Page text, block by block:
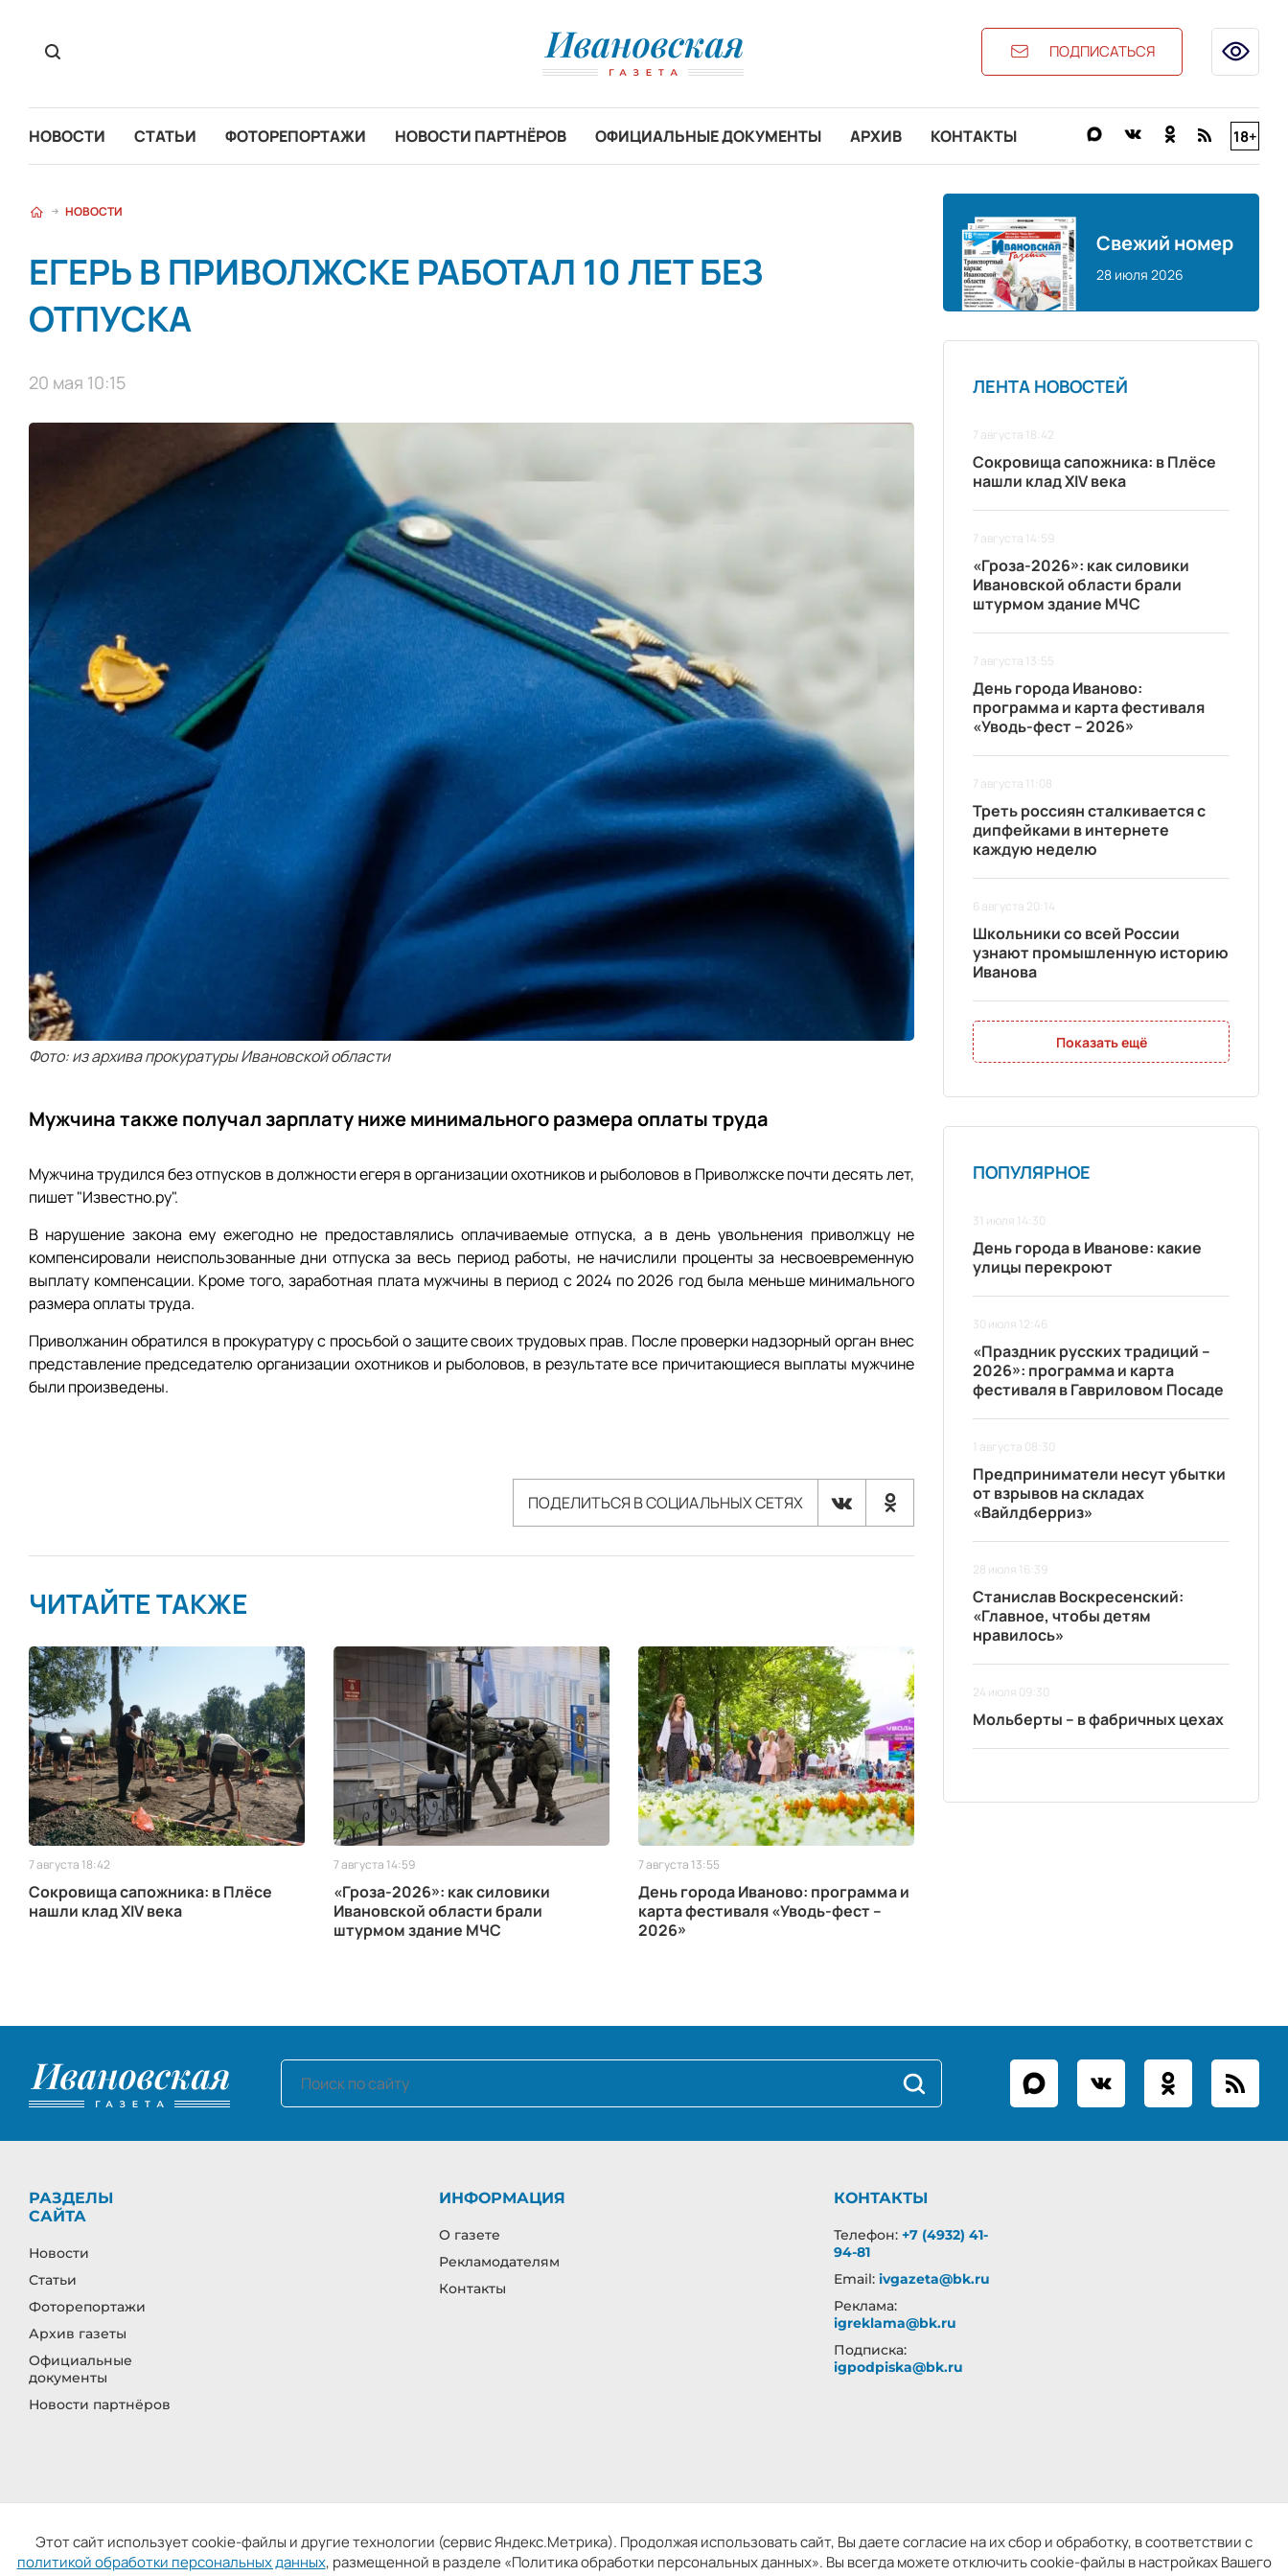
ПОДПИСАТЬСЯ
НОВОСТИ СТАТЬИ ФОТОРЕПОРТАЖИ НОВОСТИ ПАРТНЁРОВ ОФИЦИАЛЬНЫЕ ДОКУМЕНТЫ АРХИВ КОНТАКТЫ 18+
НОВОСТИ
ЕГЕРЬ В ПРИВОЛЖСКЕ РАБОТАЛ 10 ЛЕТ БЕЗ
ОТПУСКА
20 мая 10:15
Фото: из архива прокуратуры Ивановской области
Мужчина также получал зарплату ниже минимального размера оплаты труда
Мужчина трудился без отпусков в должности егеря в организации охотников и рыболовов в Приволжске почти десять лет,
пишет "Известно.ру".
В нарушение закона ему ежегодно не предоставлялись оплачиваемые отпуска, а в день увольнения приволжцу не
компенсировали неиспользованные дни отпуска за весь период работы, не начислили проценты за несвоевременную
выплату компенсации. Кроме того, заработная плата мужчины в период с 2024 по 2026 год была меньше минимального
размера оплаты труда.
Приволжанин обратился в прокуратуру с просьбой о защите своих трудовых прав. После проверки надзорный орган внес
представление председателю организации охотников и рыболовов, в результате все причитающиеся выплаты мужчине
были произведены.
ПОДЕЛИТЬСЯ В СОЦИАЛЬНЫХ СЕТЯХ
ЧИТАЙТЕ ТАКЖЕ
7 августа 18:42
Сокровища сапожника: в Плёсе
нашли клад XIV века
7 августа 14:59
«Гроза-2026»: как силовики
Ивановской области брали
штурмом здание МЧС
7 августа 13:55
День города Иваново: программа и
карта фестиваля «Уводь-фест –
2026»
Свежий номер
28 июля 2026
ЛЕНТА НОВОСТЕЙ
7 августа 18:42
Сокровища сапожника: в Плёсе
нашли клад XIV века
7 августа 14:59
«Гроза-2026»: как силовики
Ивановской области брали
штурмом здание МЧС
7 августа 13:55
День города Иваново:
программа и карта фестиваля
«Уводь-фест – 2026»
7 августа 11:08
Треть россиян сталкивается с
дипфейками в интернете
каждую неделю
6 августа 20:14
Школьники со всей России
узнают промышленную историю
Иванова
Показать ещё
ПОПУЛЯРНОЕ
31 июля 14:30
День города в Иванове: какие
улицы перекроют
30 июля 12:46
«Праздник русских традиций –
2026»: программа и карта
фестиваля в Гавриловом Посаде
1 августа 08:30
Предприниматели несут убытки
от взрывов на складах
«Вайлдберриз»
28 июля 16:39
Станислав Воскресенский:
«Главное, чтобы детям
нравилось»
24 июля 09:30
Мольберты – в фабричных цехах
РАЗДЕЛЫ
САЙТА
Новости
Статьи
Фоторепортажи
Архив газеты
Официальные
документы
Новости партнёров
ИНФОРМАЦИЯ
О газете
Рекламодателям
Контакты
КОНТАКТЫ
Телефон: +7 (4932) 41-
94-81
Email: ivgazeta@bk.ru
Реклама:
igreklama@bk.ru
Подписка:
igpodpiska@bk.ru
СМИ: «Ивановская газета - сайт». Реестровая запись 06.11.2019 серия ЭЛ № ФС 77 - 77098, зарегистрировано Роскомнадзором. Учредитель: БУ «Ивановские газеты».
Главный редактор: Кузьмичев А.Е. Копирование материалов без ссылки на сайт запрещено
Этот сайт использует cookie-файлы и другие технологии (сервис Яндекс.Метрика). Продолжая использовать сайт, Вы даете согласие на их сбор и обработку, в соответствии с
политикой обработки персональных данных, размещенной в разделе «Политика обработки персональных данных». Вы всегда можете отключить cookie-файлы в настройках Вашего